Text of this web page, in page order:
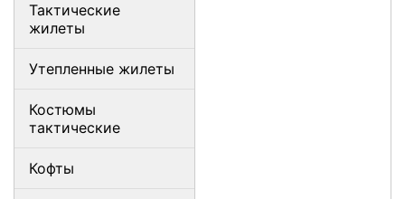
Тактические
жилеты
Утепленные жилеты
Костюмы
тактические
Кофты